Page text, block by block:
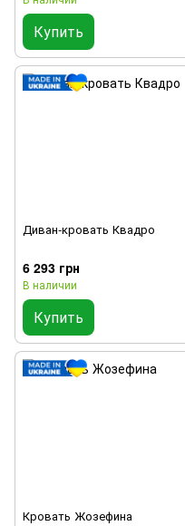
Купить
Диван-кровать Квадро
6 293 грн
В наличии
Купить
Кровать Жозефина